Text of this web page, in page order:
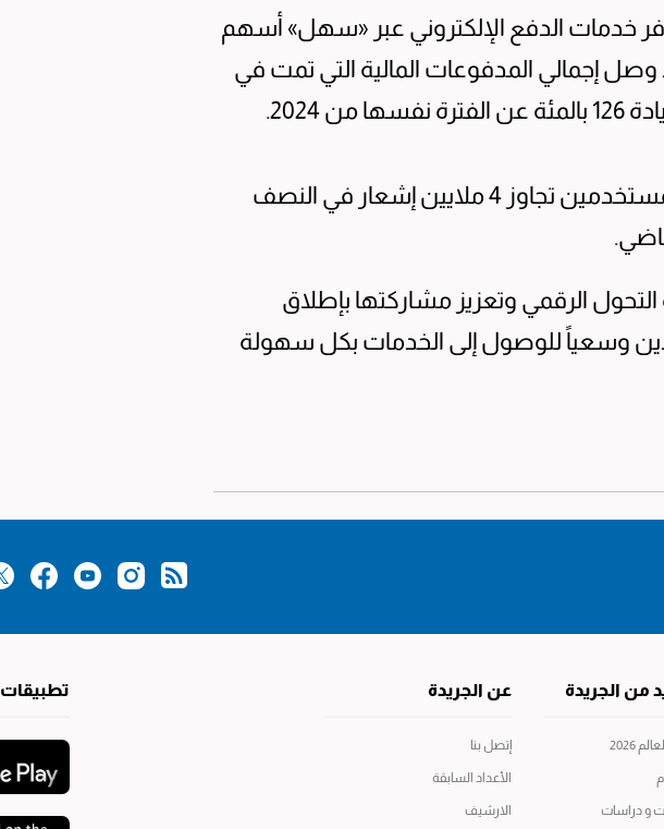
خدمات الدفع الإلكتروني عبر «سهل» أسهم
إجمالي المدفوعات المالية التي تمت في
وأوضحت أن عدد الإشعارات التي وصلت للمستخدمين تجاوز 4 ملايين إشعار في النصف
الرقمي وتعزيز مشاركتها بإطلاق
وسعياً للوصول إلى الخدمات بكل سهولة
من الجريدة
2026
و دراسات
عن الجريدة
إتصل بنا
الأعداد السابقة
الارشيف
تطبيقات